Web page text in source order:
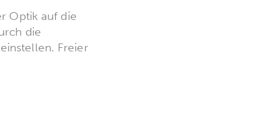
Optik auf die
die
Freier